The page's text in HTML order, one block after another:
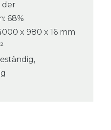
der
68%
x 980 x 16 mm